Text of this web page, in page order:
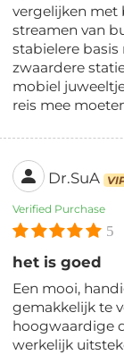
vergelijken met
streamen van
stabielere
zwaardere
mobiel
reis mee
Dr.SuA
Verified Purchase
5
het is goed
Een mooi,
gemakkelijk te
hoogwaardige
werkelijk